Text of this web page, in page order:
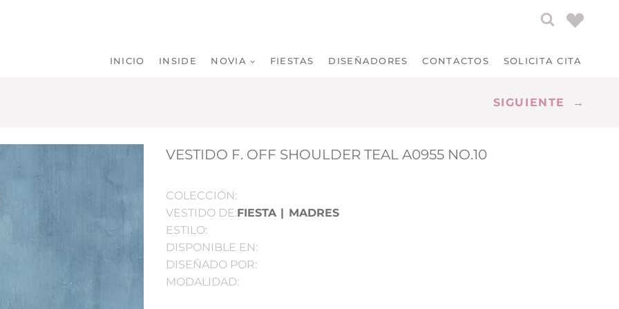
INICIO INSIDE NOVIA FIESTAS DISEÑADORES CONTACTOS SOLICITA CITA
SIGUIENTE →
VESTIDO F. OFF SHOULDER TEAL A0955 NO.10
COLECCIÓN:
VESTIDO DE:FIESTA
MADRES
ESTILO:
DISPONIBLE EN:
DISEÑADO POR:
MODALIDAD: